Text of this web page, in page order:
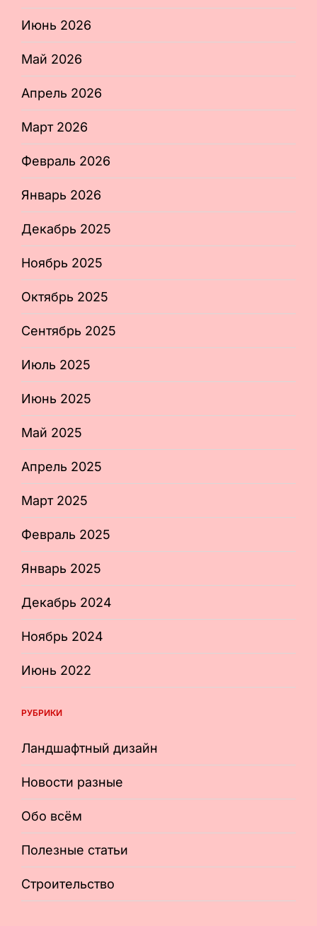
Июнь 2026
Май 2026
Апрель 2026
Март 2026
Февраль 2026
Январь 2026
Декабрь 2025
Ноябрь 2025
Октябрь 2025
Сентябрь 2025
Июль 2025
Июнь 2025
Май 2025
Апрель 2025
Март 2025
Февраль 2025
Январь 2025
Декабрь 2024
Ноябрь 2024
Июнь 2022
РУБРИКИ
Ландшафтный дизайн
Новости разные
Обо всём
Полезные статьи
Строительство